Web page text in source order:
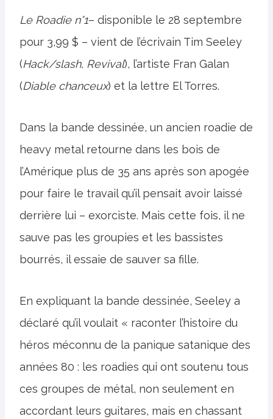
Le Roadie n°1– disponible le 28 septembre
pour 3,99 $ – vient de l’écrivain Tim Seeley
(Hack/slash, Revival), l’artiste Fran Galan
(Diable chanceux) et la lettre El Torres.
Dans la bande dessinée, un ancien roadie de
heavy metal retourne dans les bois de
l’Amérique plus de 35 ans après son apogée
pour faire le travail qu’il pensait avoir laissé
derrière lui – exorciste. Mais cette fois, il ne
sauve pas les groupies et les bassistes
bourrés, il essaie de sauver sa fille.
En expliquant la bande dessinée, Seeley a
déclaré qu’il voulait « raconter l’histoire du
héros méconnu de la panique satanique des
années 80 : les roadies qui ont soutenu tous
ces groupes de métal, non seulement en
accordant leurs guitares, mais en chassant